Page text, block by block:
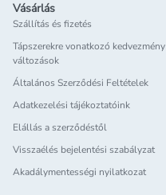
Vásárlás
Szállítás és fizetés
Tápszerekre vonatkozó kedvezmény
változások
Általános Szerződési Feltételek
Adatkezelési tájékoztatóink
Elállás a szerződéstől
Visszaélés bejelentési szabályzat
Akadálymentességi nyilatkozat